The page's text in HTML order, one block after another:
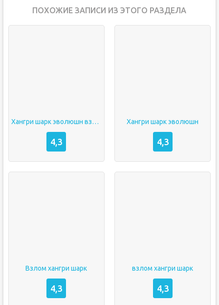
ПОХОЖИЕ ЗАПИСИ ИЗ ЭТОГО РАЗДЕЛА
Хангри шарк эволюшн взлом
4,3
Хангри шарк эволюшн
4,3
Взлом хангри шарк
4,3
взлом хангри шарк
4,3